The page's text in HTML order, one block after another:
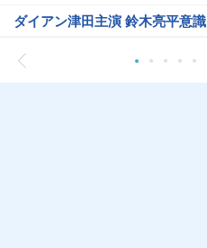
ダイアン津田主演 鈴木亮平意識